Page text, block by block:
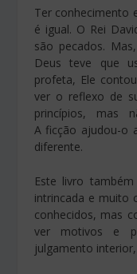
Ter conhecimento
é igual. O Rei
são pecados.
Deus teve que
profeta, Ele
ver o reflexo de
princípios, mas
A ficção ajudou-o
diferente.
Este livro
intrincada e muito
conhecidos, mas
ver motivos e
julgamento